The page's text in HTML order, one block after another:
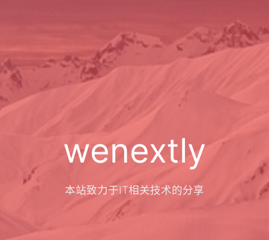
wenextly
本站致力于IT相关技术的分享